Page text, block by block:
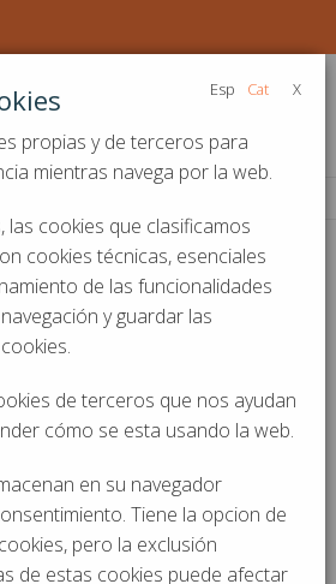
y actualidad
X
Cat
Esp
propias y de terceros para
mientras navega por la web.
las cookies que clasificamos
cookies técnicas, esenciales
de las funcionalidades
y guardar las
de terceros que nos ayudan
cómo se esta usando la web.
en su navegador
Tiene la opcion de
pero la exclusión
de estas cookies puede afectar